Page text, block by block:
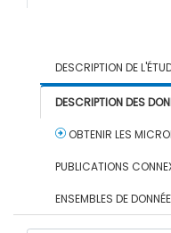
DESCRIPTION DE
DESCRIPTION DES
OBTENIR LES
PUBLICATIONS
ENSEMBLES DE